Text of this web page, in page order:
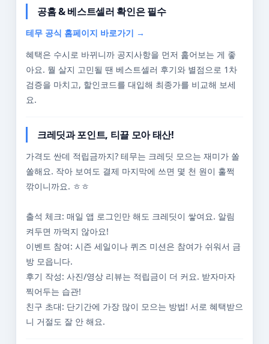
공홈 & 베스트셀러 확인은 필수
테무 공식 홈페이지 바로가기 →
혜택은 수시로 바뀌니까 공지사항을 먼저 훑어보는 게 좋
아요. 뭘 살지 고민될 땐 베스트셀러 후기와 별점으로 1차
검증을 마치고, 할인코드를 대입해 최종가를 비교해 보세
요.
크레딧과 포인트, 티끌 모아 태산!
가격도 싼데 적립금까지? 테무는 크레딧 모으는 재미가 쏠
쏠해요. 작아 보여도 결제 마지막에 쓰면 몇 천 원이 훌쩍
깎이니까요. ㅎㅎ
출석 체크: 매일 앱 로그인만 해도 크레딧이 쌓여요. 알림
켜두면 까먹지 않아요!
이벤트 참여: 시즌 세일이나 퀴즈 미션은 참여가 쉬워서 금
방 모읍니다.
후기 작성: 사진/영상 리뷰는 적립금이 더 커요. 받자마자
찍어두는 습관!
친구 초대: 단기간에 가장 많이 모으는 방법! 서로 혜택받으
니 거절도 잘 안 해요.